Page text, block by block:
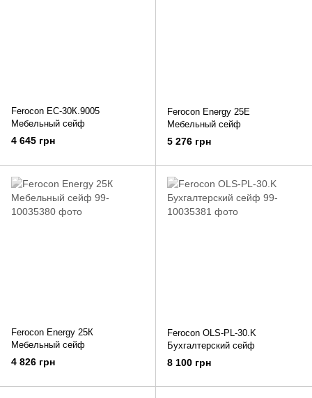
Ferocon ЕС-30К.9005
Мебельный сейф
4 645 грн
Ferocon Energy 25E
Мебельный сейф
5 276 грн
Ferocon Energy 25К
Мебельный сейф
4 826 грн
Ferocon OLS-PL-30.K
Бухгалтерский сейф
8 100 грн